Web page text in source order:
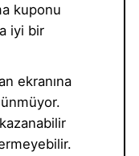
kuponu
iyi bir
ekranına